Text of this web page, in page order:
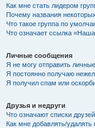
Как мне стать лидером
Почему названия
Что такое группа по
Что означает ссылка
Личные сообщения
Я не могу отправить
Я постоянно получаю
Я получил спам или
Друзья и недруги
Что означают списки
Как мне добавлять/удалять